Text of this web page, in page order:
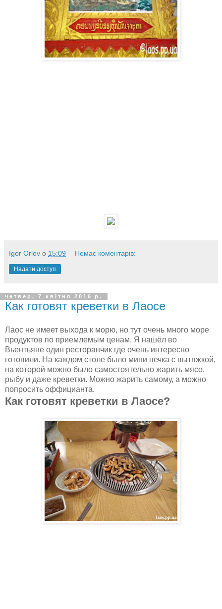
Igor Orlov о 15:09 Немає коментарів:
Надати доступ
четвер, 7 квітня 2016 р.
Как готовят креветки в Лаосе
Лаос не имеет выхода к морю, но тут очень много море
продуктов по приемлемым ценам. Я нашёл во
Вьентьяне один ресторанчик где очень интересно
готовили. На каждом столе было мини печка с вытяжкой,
на которой можно было самостоятельно жарить мясо,
рыбу и даже креветки. Можно жарить самому, а можно
попросить оффицианта.
Как готовят креветки в Лаосе?